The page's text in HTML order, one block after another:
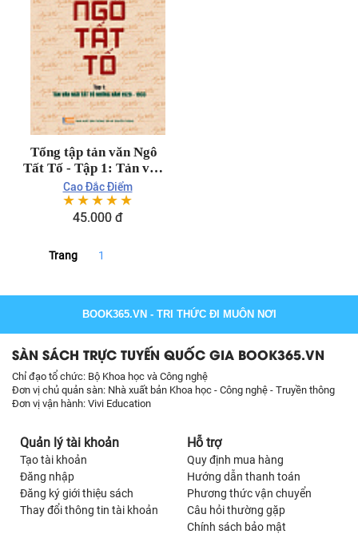
Tổng tập tản văn Ngô
Tất Tố - Tập 1: Tản văn
Ngô Tất Tố những năm
1928-1933 - Thời hạn:
Vĩnh viễn
Cao Đắc Điểm
☆☆☆☆☆
45.000 đ
Trang 1
BOOK365.VN - TRI THỨC ĐI MUÔN NƠI
SÀN SÁCH TRỰC TUYẾN QUỐC GIA BOOK365.VN
Chỉ đạo tổ chức: Bộ Khoa học và Công nghệ
Đơn vị chủ quản sàn: Nhà xuất bản Khoa học - Công nghệ - Truyền thông
Đơn vị vận hành: Vivi Education
Quản lý tài khoản
Tạo tài khoản
Đăng nhập
Đăng ký giới thiệu sách
Thay đổi thông tin tài khoản
Hỗ trợ
Quy định mua hàng
Hướng dẫn thanh toán
Phương thức vận chuyển
Câu hỏi thường gặp
Chính sách bảo mật